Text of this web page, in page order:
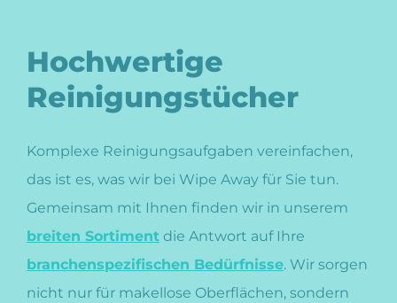
Hochwertige
Reinigungstücher
Komplexe Reinigungsaufgaben vereinfachen,
das ist es, was wir bei Wipe Away für Sie tun.
Gemeinsam mit Ihnen finden wir in unserem
breiten Sortiment die Antwort auf Ihre
branchenspezifischen Bedürfnisse. Wir sorgen
nicht nur für makellose Oberflächen, sondern